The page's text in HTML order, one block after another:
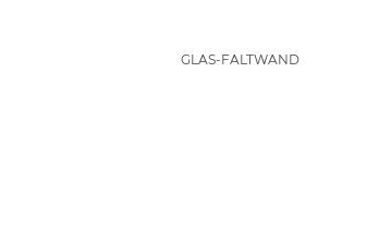
GLAS-FALTWAND